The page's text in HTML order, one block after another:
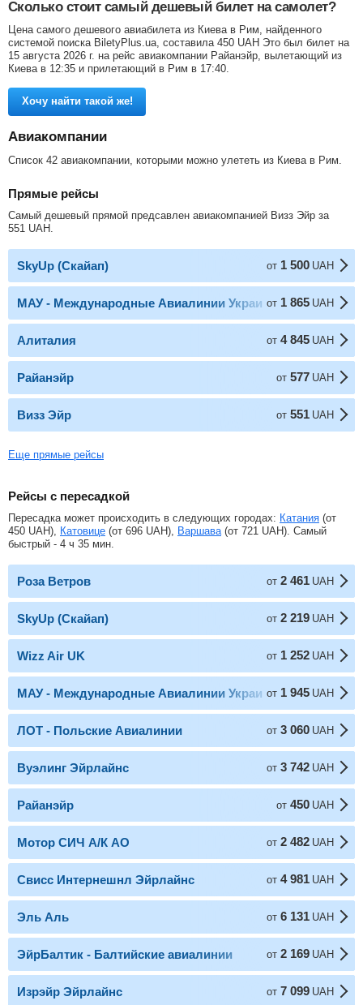
Сколько стоит самый дешевый билет на самолет?
Цена самого дешевого авиабилета из Киева в Рим, найденного
системой поиска BiletyPlus.ua, составила 450 UAH Это был билет на
15 августа 2026 г. на рейс авиакомпании Райанэйр, вылетающий из
Киева в 12:35 и прилетающий в Рим в 17:40.
Хочу найти такой же!
Авиакомпании
Список 42 авиакомпании, которыми можно улететь из Киева в Рим.
Прямые рейсы
Самый дешевый прямой предсавлен авиакомпанией Визз Эйр за
551 UAH
SkyUp (Скайап) от 1 500 UAH
МАУ - Международные Авиалинии Украины
от 1 865 UAH
Алиталия от 4 845 UAH
Райанэйр от 577 UAH
Визз Эйр от 551 UAH
Еще прямые рейсы
Рейсы с пересадкой
Пересадка может происходить в следующих городах: Катания (от
450 UAH), Катовице (от 696 UAH), Варшава (от 721 UAH). Самый
быстрый - 4 ч 35 мин.
Роза Ветров от 2 461 UAH
SkyUp (Скайап) от 2 219 UAH
Wizz Air UK от 1 252 UAH
МАУ - Международные Авиалинии Украины
от 1 945 UAH
ЛОТ - Польские Авиалинии от 3 060 UAH
Вуэлинг Эйрлайнс от 3 742 UAH
Райанэйр от 450 UAH
Мотор СИЧ А/К АО от 2 482 UAH
Свисс Интернешнл Эйрлайнс от 4 981 UAH
Эль Аль от 6 131 UAH
ЭйрБалтик - Балтийские авиалинии от 2 169 UAH
Изрэйр Эйрлайнc от 7 099 UAH